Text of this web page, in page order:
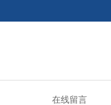
在线留言